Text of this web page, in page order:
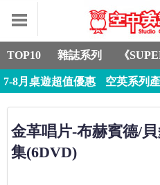
TOP10 雜誌系列 《
7-8月桌遊超值優惠 空英系列
金革唱片-布赫賓德/
集(6DVD)